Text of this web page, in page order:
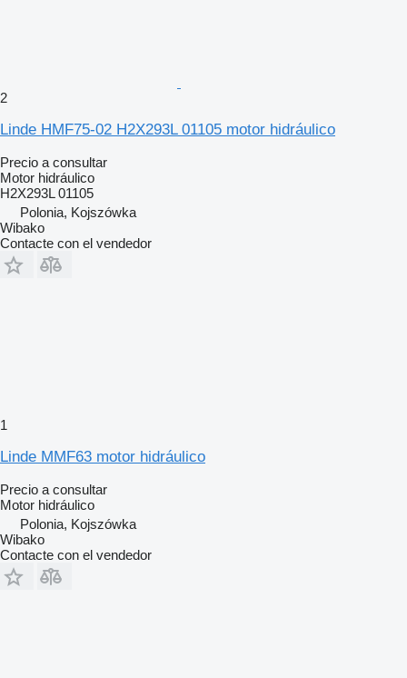
2
Linde HMF75-02 H2X293L 01105 motor hidráulico
Precio a consultar
Motor hidráulico
H2X293L 01105
Polonia, Kojszówka
Wibako
Contacte con el vendedor
1
Linde MMF63 motor hidráulico
Precio a consultar
Motor hidráulico
Polonia, Kojszówka
Wibako
Contacte con el vendedor